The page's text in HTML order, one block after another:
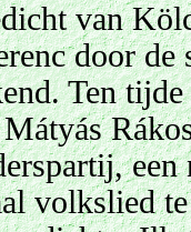
van
door de
Ten
volkslied